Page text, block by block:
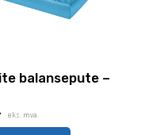
balansepute –
eks. mva.